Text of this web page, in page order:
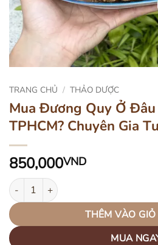
TRANG CHỦ / THẢO DƯỢC
Mua Đương Quy Ở
TPHCM? Chuyên Gia
850,000VND
Mua Đương Quy Ở Đâu Uy Tín Tại
THÊM VÀO
MUA